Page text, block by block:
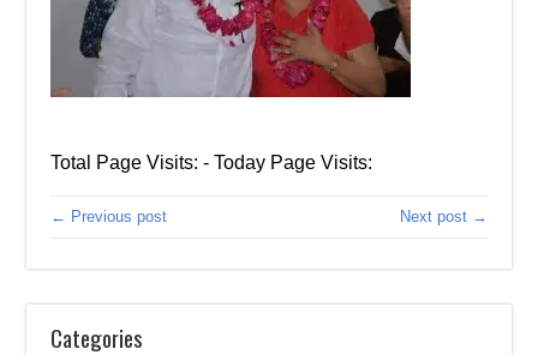
Total Page Visits: - Today Page Visits:
← Previous post Next post →
Categories